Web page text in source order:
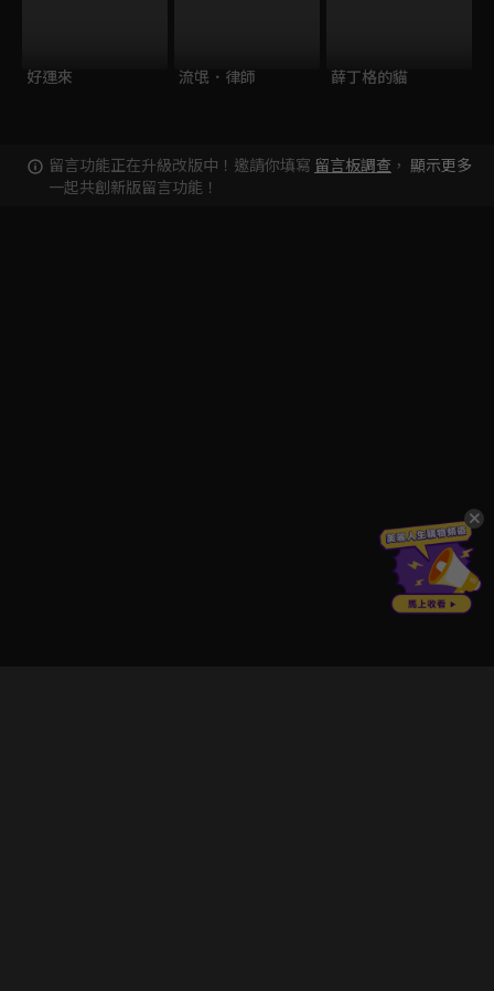
好運來 流氓．律師 薛丁格的貓
留言功能正在升級改版中！邀請你填寫 留言板調查 ，
一起共創新版留言功能！
顯示更多